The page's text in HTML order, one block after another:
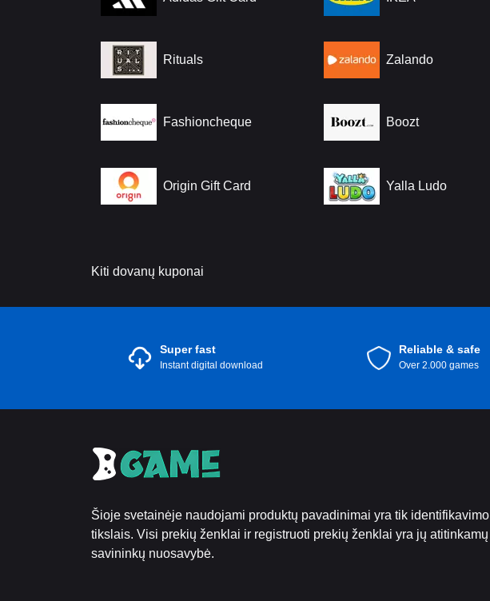
Rituals Zalando
Fashioncheque Boozt
Origin Gift Card Yalla Ludo
Kiti dovanų kuponai
Super fast
Instant digital download
Reliable & safe
Over 2.000 games
Šioje svetainėje naudojami produktų pavadinimai yra tik identifikavimo
tikslais. Visi prekių ženklai ir registruoti prekių ženklai yra jų atitinkamų
savininkų nuosavybė.